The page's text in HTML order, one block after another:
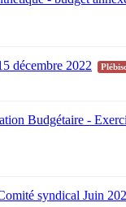
décembre 2022
Budgétaire -
syndical Juin